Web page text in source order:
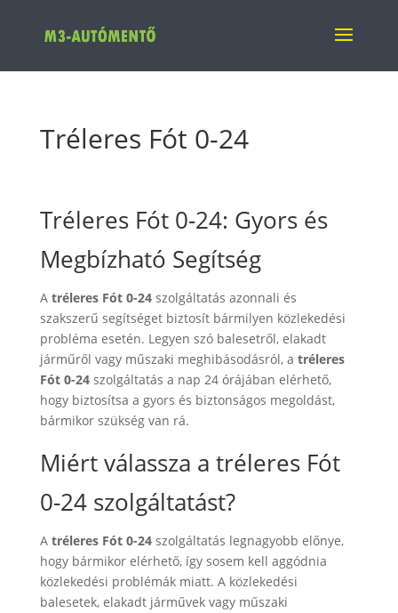
Tréleres Fót 0-24
Tréleres Fót 0-24: Gyors és
Megbízható Segítség
A tréleres Fót 0-24szolgáltatás azonnali és
szakszerű segítséget biztosít bármilyen közlekedési
probléma esetén. Legyen szó balesetről, elakadt
járműről vagy műszaki meghibásodásról, a tréleres
Fót 0-24szolgáltatás a nap 24 órájában elérhető,
hogy biztosítsa a gyors és biztonságos megoldást,
bármikor szükség van rá.
Miért válassza a tréleres Fót
0-24 szolgáltatást?
A tréleres Fót 0-24szolgáltatás legnagyobb előnye,
hogy bármikor elérhető, így sosem kell aggódnia
közlekedési problémák miatt. A közlekedési
balesetek, elakadt járművek vagy műszaki